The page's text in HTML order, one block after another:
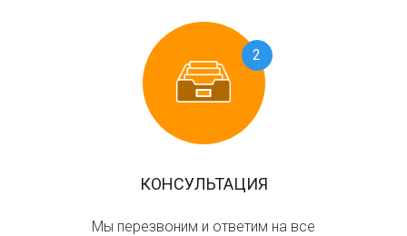
2
КОНСУЛЬТАЦИЯ
Мы перезвоним и ответим на все